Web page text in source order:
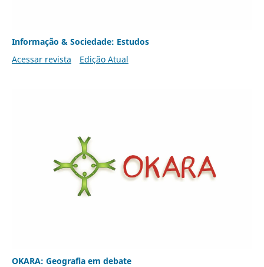
Informação & Sociedade: Estudos
Acessar revista
Edição Atual
OKARA: Geografia em debate